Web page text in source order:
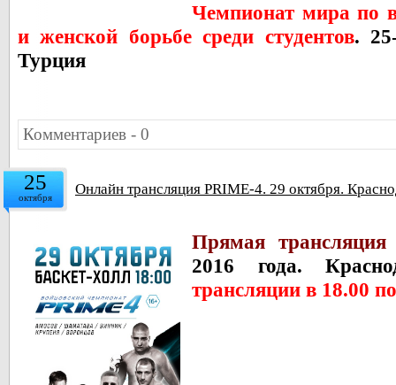
Чемпионат мира по
и женской борьбе среди студентов.
Турция
Комментариев - 0
25
октября Онлайн трансляция PRIME-4. 29 октября.
Прямая
2016 года.
трансляции в 18.00